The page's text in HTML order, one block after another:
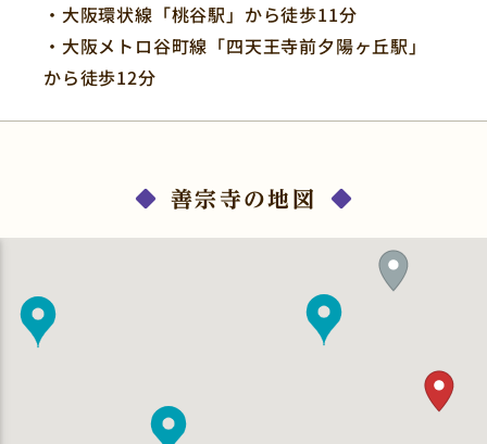
・大阪環状線「桃谷駅」から徒歩11分
・大阪メトロ谷町線「四天王寺前夕陽ヶ丘駅」
から徒歩12分
善宗寺の地図